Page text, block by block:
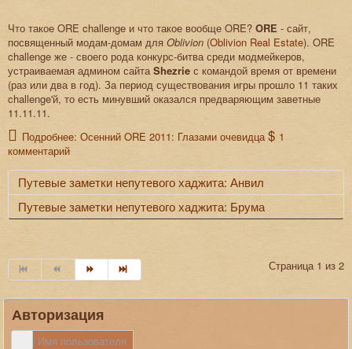
Что такое ORE challenge и что такое вообще ORE? ORE - сайт,
посвященный модам-домам для Oblivion (Oblivion Real Estate). ORE
challenge же - своего рода конкурс-битва среди модмейкеров,
устраиваемая админом сайта Shezrie с командой время от времени
(раз или два в год). За период существования игры прошло 11 таких
challenge'й, то есть минувший оказался предваряющим заветные
11.11.11.
Подробнее: Осенний ORE 2011: Глазами очевидца
1
комментарий
Путевые заметки непутевого хаджита: Анвил
Путевые заметки непутевого хаджита: Брума
Страница 1 из 2
Авторизация